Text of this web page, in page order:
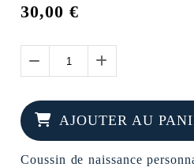
30,00 €
AJOUTER AU
Coussin de naissance